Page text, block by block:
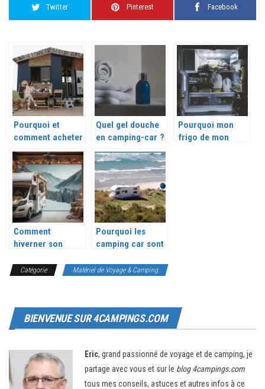
Twitter Pinterest Facebook
Pourquoi et
comment acheter
un mobil-home
dans un camping
dans le Var
Quel gel douche
en camping-car ?
Pourquoi mon
frigo de mon
Comment
hiverner son
Pourquoi les
camping car sont
Catégorie Matériel de Voyage & Camping
BIENVENUE SUR 4CAMPINGS.COM
Eric, grand passionné de voyage et de camping, je
partage avec vous et sur le blog 4campings.com
tous mes conseils, astuces et autres infos à ce